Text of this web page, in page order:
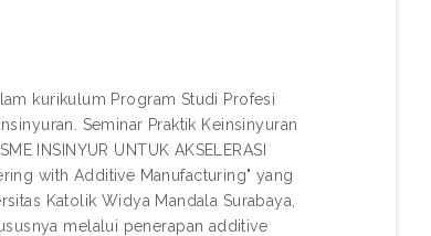
kurikulum Program Studi Profesi
Seminar Praktik Keinsinyuran
INSINYUR UNTUK AKSELERASI
with Additive Manufacturing" yang
Katolik Widya Mandala Surabaya,
melalui penerapan additive